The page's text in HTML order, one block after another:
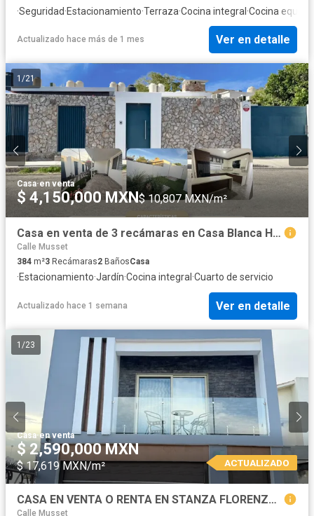
·Seguridad·Estacionamiento·Terraza·Cocina integral·Cocina
Actualizado hace más de 1 mes Ver en detalle
1 /21
Casa·en venta
$ 4,150,000 MXN$ 10,807 MXN/m²
Casa en venta de 3 recámaras en Casa Blanca Hermosillo de una planta con patio amplio remodelada
Calle Musset
384 m²3 Recámaras2 BañosCasa
·Estacionamiento·Jardín·Cocina integral ·Cuarto de servicio
Actualizado hace 1 semana Ver en detalle
1 /23
Casa·en venta
$ 2,590,000 MXN
$ 17,619 MXN/m² ACTUALIZADO
CASA EN VENTA O RENTA EN STANZA FLORENZA – HERMOSILLO, SONORA
Calle Musset